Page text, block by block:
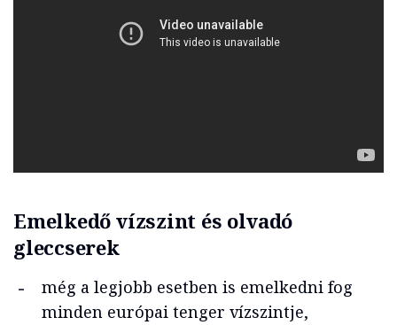
Emelkedő vízszint és olvadó
gleccserek
még a legjobb esetben is emelkedni fog
minden európai tenger vízszintje,